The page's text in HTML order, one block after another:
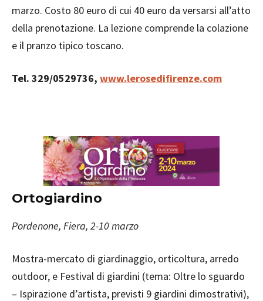
marzo. Costo 80 euro di cui 40 euro da versarsi all’atto
della prenotazione. La lezione comprende la colazione
e il pranzo tipico toscano.
Tel. 329/0529736, www.lerosedifirenze.com
Ortogiardino
Pordenone, Fiera, 2-10 marzo
Mostra-mercato di giardinaggio, orticoltura, arredo
outdoor, e Festival di giardini (tema: Oltre lo sguardo
– Ispirazione d’artista, previsti 9 giardini dimostrativi),